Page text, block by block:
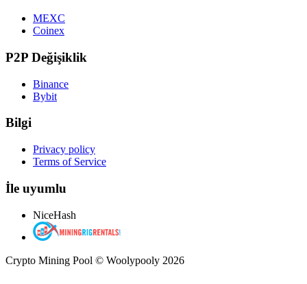
MEXC
Coinex
P2P Değişiklik
Binance
Bybit
Bilgi
Privacy policy
Terms of Service
İle uyumlu
NiceHash
Crypto Mining Pool © Woolypooly 2026